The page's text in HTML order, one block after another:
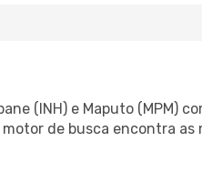
(INH) e Maputo (MPM)
de busca encontra